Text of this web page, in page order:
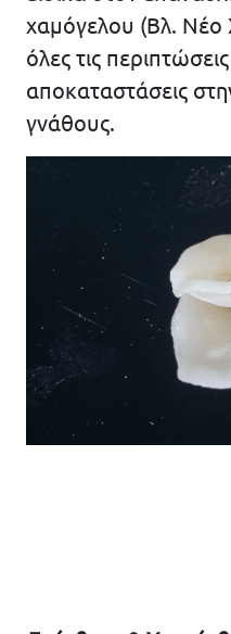
χαμόγελου (Βλ. Νέο
όλες τις
αποκαταστάσεις
γνάθους.